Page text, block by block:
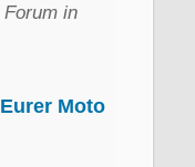
in
Moto